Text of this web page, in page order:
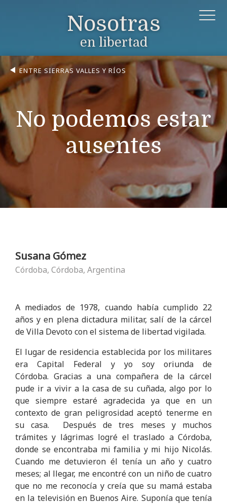
Nosotras
en libertad
ENTRE SIERRAS VALLES Y RÍOS
No podemos estar
ausentes
Susana Gómez
Córdoba, Córdoba, Argentina
A mediados de 1978, cuando había cumplido 22
años y en plena dictadura militar, salí de la cárcel
de Villa Devoto con el sistema de libertad vigilada.
El lugar de residencia establecida por los militares
era Capital Federal y yo soy oriunda de
Córdoba. Gracias a una compañera de la cárcel
pude ir a vivir a la casa de su cuñada, algo por lo
que siempre estaré agradecida ya que en un
contexto de gran peligrosidad aceptó tenerme en
su casa. Después de tres meses y muchos
trámites y lágrimas logré el traslado a Córdoba,
donde se encontraba mi familia y mi hijo Nicolás.
Cuando me detuvieron él tenía un año y cuatro
meses; al llegar, me encontré con un niño de cuatro
que no me reconocía y creía que su mamá estaba
en la televisión en Buenos Aire. Suponía que tenía